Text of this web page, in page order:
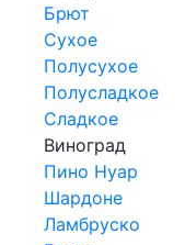
Брют
Сухое
Полусухое
Полусладкое
Сладкое
Виноград
Пино Нуар
Шардоне
Ламбруско